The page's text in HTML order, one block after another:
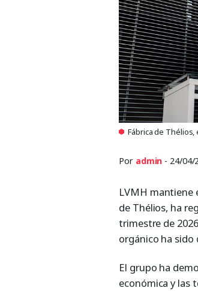
Fábrica de Thélios,
Por admin - 24/04/
LVMH mantiene
de Thélios, ha
trimestre de
orgánico ha sido
El grupo ha
económica y las